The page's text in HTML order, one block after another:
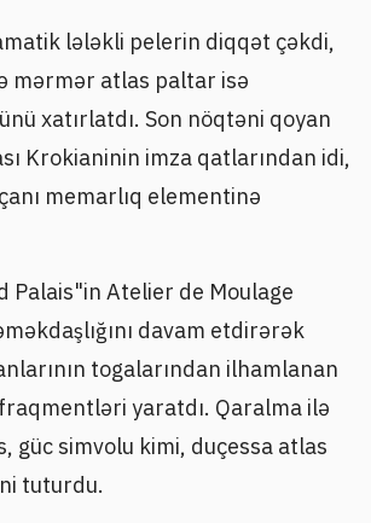
lələkli pelerin diqqət çəkdi,
mərmər atlas paltar isə
xatırlatdı. Son nöqtəni qoyan
Krokianinin imza qatlarından idi,
memarlıq elementinə
Palais"in Atelier de Moulage
davam etdirərək
togalarından ilhamlanan
yaratdı. Qaralma ilə
güc simvolu kimi, duçessa atlas
tuturdu.